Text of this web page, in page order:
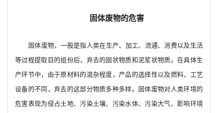
固体废物的危害
固体废物，一般是指人类在生产、加工、流通、消费以及生活
等过程提取目的组份后，弃去的固状物质和泥浆状物质。在具体生
产环节中，由于原材料的混杂程度，产品的选择性以及燃料、工艺
设备的不同，弃去的这部分物质多种多样。固体废物对人类环境的
危害表现为侵占土地、污染土壤、污染水体、污染大气、影响环境